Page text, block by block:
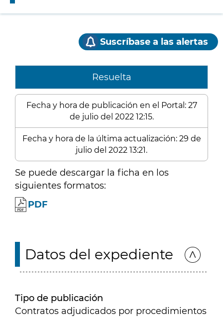
Suscríbase a las alertas
Resuelta
Fecha y hora de publicación en el Portal: 27
de julio del 2022 12:15.
Fecha y hora de la última actualización: 29 de
julio del 2022 13:21.
Se puede descargar la ficha en los
siguientes formatos:
PDF
Datos del expediente
Tipo de publicación
Contratos adjudicados por procedimientos